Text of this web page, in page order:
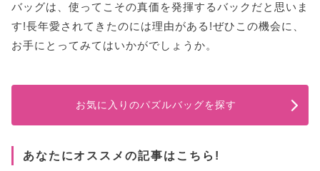
バッグは、使ってこその真価を発揮するバックだと思いま
す!長年愛されてきたのには理由がある!ぜひこの機会に、
お手にとってみてはいかがでしょうか。
お気に入りのパズルバッグを探す
あなたにオススメの記事はこちら!